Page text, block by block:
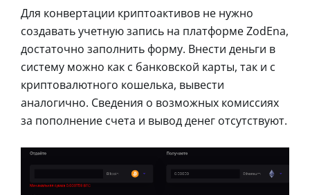
Для конвертации криптоактивов не нужно
создавать учетную запись на платформе ZodEna,
достаточно заполнить форму. Внести деньги в
систему можно как с банковской карты, так и с
криптовалютного кошелька, вывести
аналогично. Сведения о возможных комиссиях
за пополнение счета и вывод денег отсутствуют.